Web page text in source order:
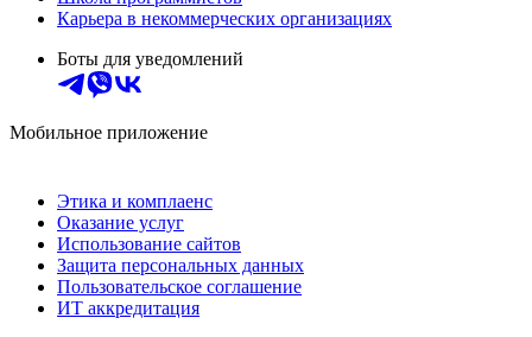
Карьера в некоммерческих организациях
Боты для уведомлений
Мобильное приложение
Этика и комплаенс
Оказание услуг
Использование сайтов
Защита персональных данных
Пользовательское соглашение
ИТ аккредитация